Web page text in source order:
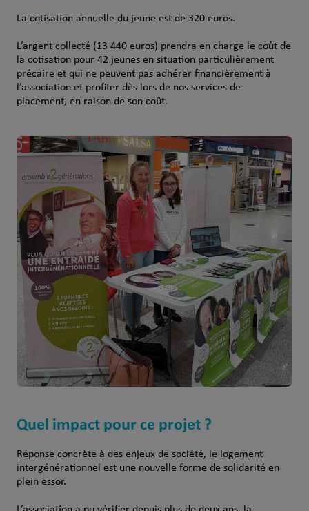
La cotisation annuelle du jeune est de 320 euros.
L’argent collecté (13 440 euros) prendra en charge le coût de
la cotisation pour 42 jeunes en situation particulièrement
précaire et qui ne peuvent pas adhérer financièrement à
l’association et profiter dès lors de nos services de
placement, en raison de son coût.
Quel impact pour ce projet ?
Réponse concrète à des enjeux de société, le logement
intergénérationnel est une nouvelle forme de solidarité en
plein essor.